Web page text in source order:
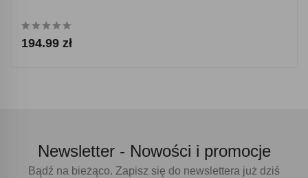
194.99 zł
Newsletter - Nowości i promocje
Bądź na bieżąco. Zapisz się do newslettera już dziś